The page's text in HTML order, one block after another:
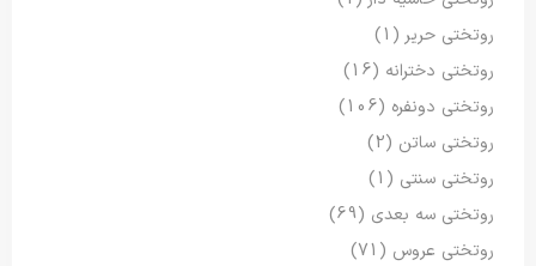
روتختی حریر(1)
روتختی دخترانه (16)
روتختی دونفره (106)
روتختی ساتن (2)
روتختی سنتی (1)
روتختی سه بعدی (69)
روتختی عروس (71)